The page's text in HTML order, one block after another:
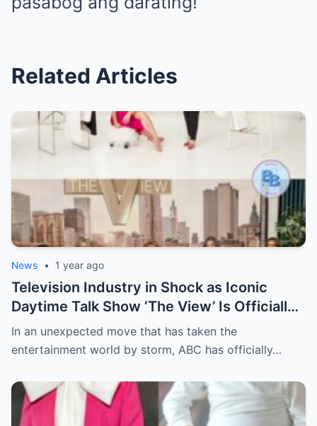
Related Articles
News • 1 year ago
Television Industry in Shock as Iconic
Daytime Talk Show ‘The View’ Is Officially
Canceled After Decades—Insiders Reveal
Behind-the-Scenes Drama, Ratings
Led to Its Sudden Demise
In an unexpected move that has taken the
entertainment world by storm, ABC has officially…